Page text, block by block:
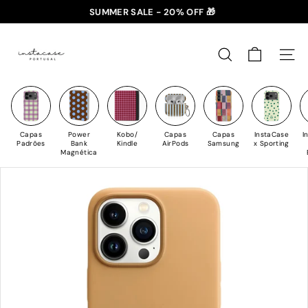
para
Conteúdo
slideshow
SUMMER SALE - 20% OFF 🎁
n
t
a
C
a
s
PESQUISAR
Capas
Padrões
Power
Bank
Magnética
Kobo/
Kindle
Capas
AirPods
Capas
Samsung
InstaCase
x Sporting